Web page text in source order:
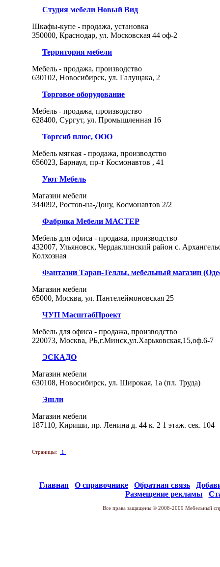
Студия мебели Новый Вид
Шкафы-купе - продажа, установка
350000, Краснодар, ул. Московская 44 оф-2
Территория мебели
Мебель - продажа, производство
630102, Новосибирск, ул. Галущака, 2
Торговое оборудование
Мебель - продажа, производство
628400, Сургут, ул. Промышленная 16
Торгсиб плюс, ООО
Мебель мягкая - продажа, производство
656023, Барнаул, пр-т Космонавтов , 41
Уют Мебель
Магазин мебели
344092, Ростов-на-Дону, Космонавтов 2/2
Фабрика Мебели МАСТЕР
Мебель для офиса - продажа, производство
432007, Ульяновск, Чердаклинский район с.
Колхозная
Фантазии Таран-Теллы, мебельный магазин
Магазин мебели
65000, Москва, ул. Пантелеймоновская 25
ЧУП МасштабПроект
Мебель для офиса - продажа, производство
220073, Москва, РБ,г.Минск,ул.Харьковская,15,оф.6-7
ЭСКАДО
Магазин мебели
630108, Новосибирск, ул. Широкая, 1а (пл. Труда)
Эшли
Магазин мебели
187110, Кириши, пр. Ленина д. 44 к. 2 1 этаж. сек. 104
Страницы: 1
Главная О справочнике Обратная связь
Размещение рекламы
Все права защищены © 2008-2009 Мебельный